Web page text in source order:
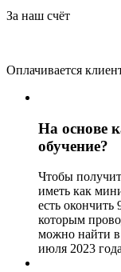
За наш счёт
Оплачивается
На основе
обучение?
Чтобы
иметь как
есть
которым
можно найти
июля 2023